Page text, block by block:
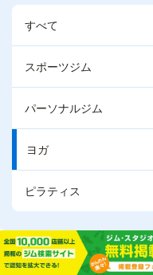
すべて
スポーツジム
パーソナルジム
ヨガ
ピラティス